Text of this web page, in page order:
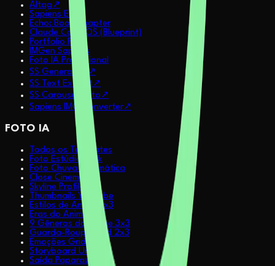
AItag ↗
Sapiens Echo
Echo: Book Chapter
Claude Code OS (Blueprint)
Portfolio Pitch
IMGen Sapiens
Foto IA Profissional
SS Generative
↗
SS Text Extract↗
SS Carousel Auto ↗
Sapiens IMG Converter↗
FOTO IA
Todos os Templates
Foto Estúdio Dark
Foto Chuva Cinemática
Close Cinemático
Skyline Profile
Thumbnails YouTube
Estilos de Anime 2x3
Eras do Anime 2x3
9 Gêneros do Anime 3x3
Guarda-Roupa Grid 2x3
Emoções Grid 2x2
Storyboard Urbano
Saída Paparazzi